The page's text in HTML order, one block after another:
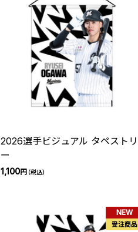
2026選手ビジュアル タペストリ
ー
1,100円（税込）
NEW
受注商品